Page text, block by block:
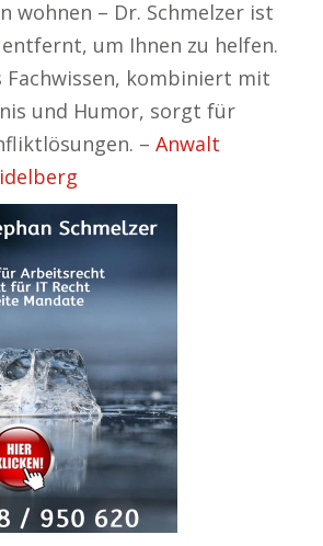
wohnen – Dr. Schmelzer ist
um Ihnen zu helfen.
Fachwissen, kombiniert mit
und Humor, sorgt für
– Anwalt